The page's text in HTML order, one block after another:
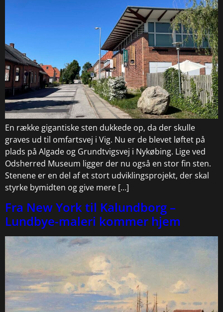
En række gigantiske sten dukkede op, da der skulle
graves ud til omfartsvej i Vig. Nu er de blevet løftet på
plads på Algade og Grundtvigsvej i Nykøbing. Lige ved
Odsherred Museum ligger der nu også en stor fin sten.
Stenene er en del af et stort udviklingsprojekt, der skal
styrke bymidten og give mere […]
Fra New York til Kalundborg –
Lundbye-maleri kommer hjem